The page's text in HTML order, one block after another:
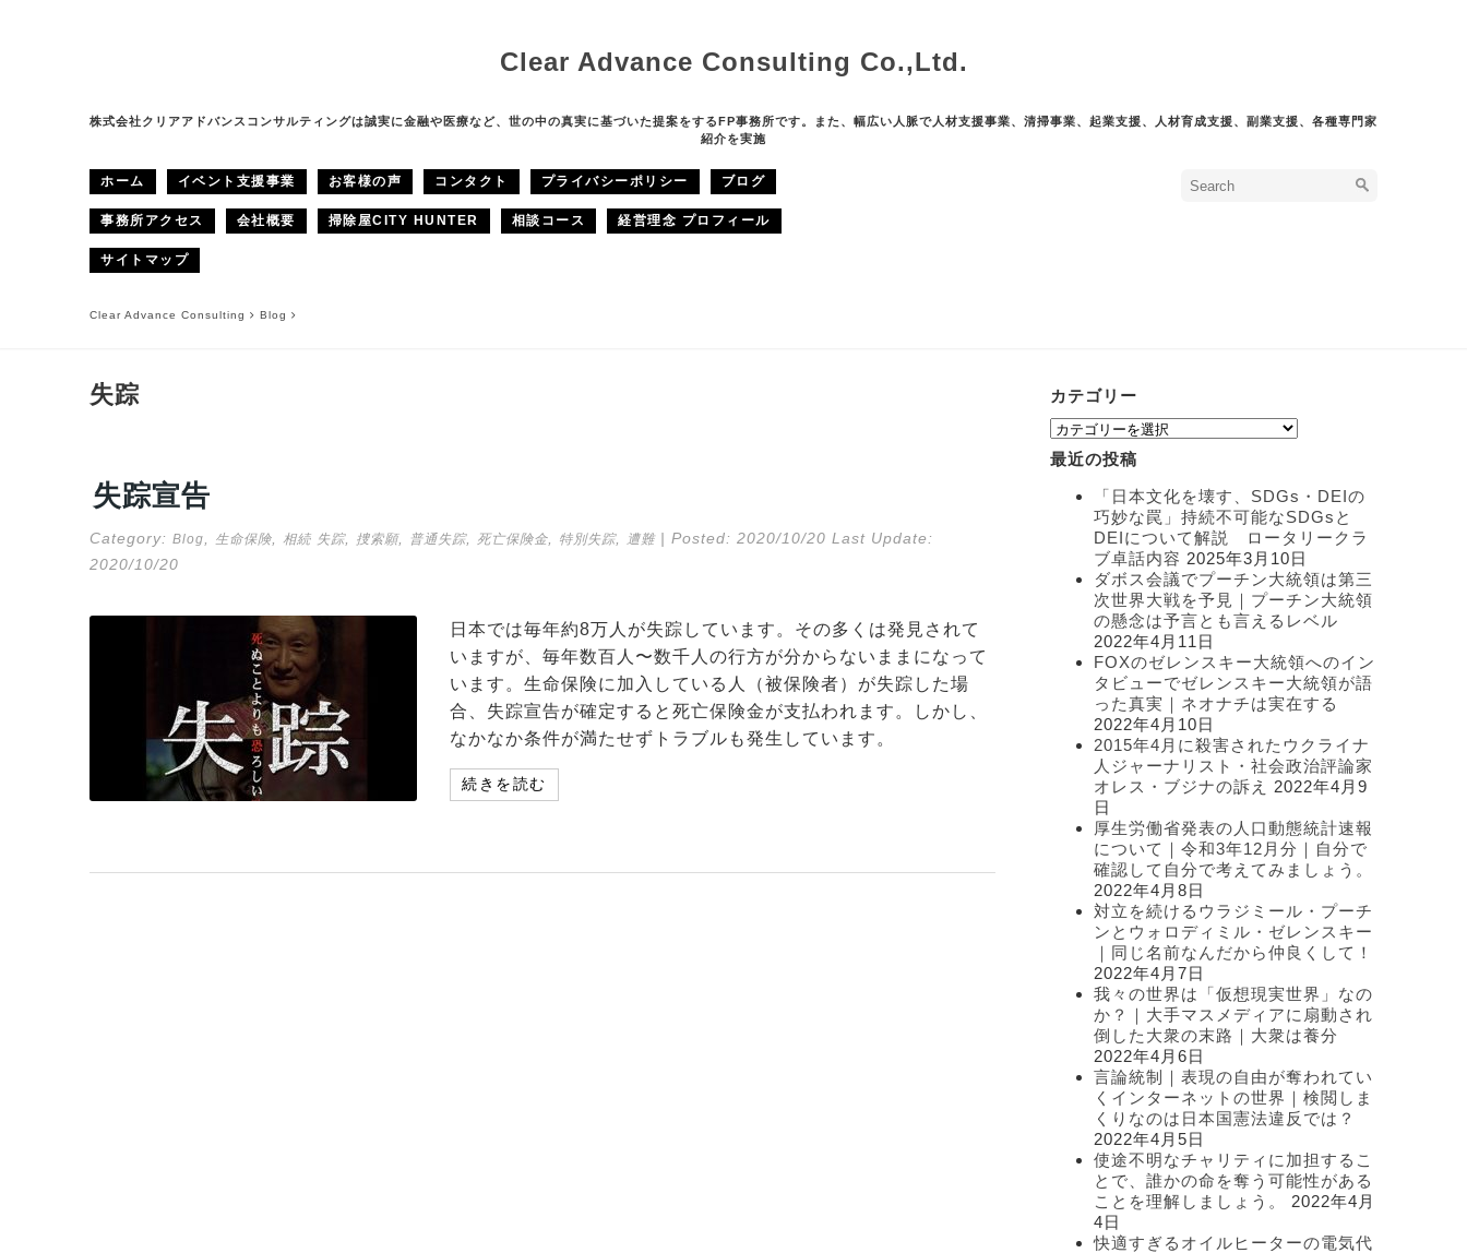
Clear Advance Consulting Co.,Ltd.
株式会社クリアアドバンスコンサルティングは誠実に金融や医療など、世の中の真実に基づいた提案をするFP事務所です。また、幅広い人脈で人材支援事業、清掃事業、起業支援、人材育成支援、副業支援、各種専門家
紹介を実施
ホーム イベント支援事業 お客様の声 コンタクト プライバシーポリシー ブログ
事務所アクセス 会社概要 掃除屋CITY HUNTER 相談コース 経営理念 プロフィール
サイトマップ
Clear Advance Consulting Blog
失踪
失踪宣告
Category: Blog 生命保険 相続 失踪, 捜索願, 普通失踪, 死亡保険金 特別失踪, 遭難| Posted: 2020/10/20 Last Update:
2020/10/20
日本では毎年約8万人が失踪しています。その多くは発見されて
いますが、毎年数百人〜数千人の行方が分からないままになって
います。生命保険に加入している人（被保険者）が失踪した場
合、失踪宣告が確定すると死亡保険金が支払われます。しかし、
なかなか条件が満たせずトラブルも発生しています。
続きを読む
カテゴリー
カ
テ
ゴ
最近の投稿
「日本文化を壊す、SDGs・DEIの
巧妙な罠」持続不可能なSDGsと
DEIについて解説 ロータリークラ
ブ卓話内容 2025年3月10日
ダボス会議でプーチン大統領は第三
次世界大戦を予見｜プーチン大統領
の懸念は予言とも言えるレベル
2022年4月11日
FOXのゼレンスキー大統領へのイン
タビューでゼレンスキー大統領が語
った真実｜ネオナチは実在する
2022年4月10日
2015年4月に殺害されたウクライナ
人ジャーナリスト・社会政治評論家
オレス・ブジナの訴え
2022年4月9
日
厚生労働省発表の人口動態統計速報
について｜令和3年12月分｜自分で
確認して自分で考えてみましょう。
2022年4月8日
対立を続けるウラジミール・プーチ
ンとウォロディミル・ゼレンスキー
｜同じ名前なんだから仲良くして！
2022年4月7日
我々の世界は「仮想現実世界」なの
か？｜大手マスメディアに扇動され
倒した大衆の末路｜大衆は養分
2022年4月6日
言論統制｜表現の自由が奪われてい
くインターネットの世界｜検閲しま
くりなのは日本国憲法違反では？
2022年4月5日
使途不明なチャリティに加担するこ
とで、誰かの命を奪う可能性がある
ことを理解しましょう。
2022年4月
4日
快適すぎるオイルヒーターの電気代